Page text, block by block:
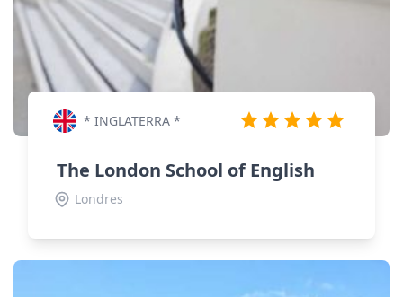
* INGLATERRA *
The London School of English
Londres